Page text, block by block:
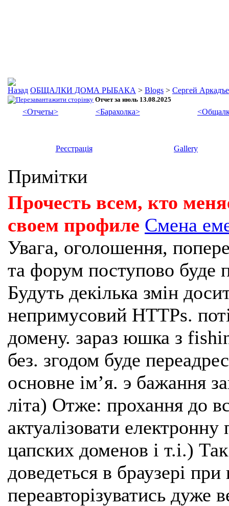
ОБЩАЛКИ ДОМА РЫБАКА > Blogs > Сергей
Отчет за июль 13.08.2025
<Отчеты> <Барахолка>
Реєстрація Gallery
Примітки
Прочесть всем, кто
своем профиле Смена
Увага, оголошення,
та форум поступово буде
Будуть декілька змін
непримусовий HTTPs.
домену. зараз юшка з
без. згодом буде
основне імʼя. э бажання
літа) Отже: прохання до
актуалізовати
цапских доменов і т.і.)
доведеться в браузері
переавторізуватись